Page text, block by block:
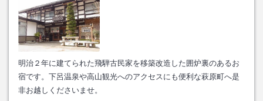
明治２年に建てられた飛騨古民家を移築改造した囲炉裏のあるお
宿です。下呂温泉や高山観光へのアクセスにも便利な萩原町へ是
非お越しくださいませ。